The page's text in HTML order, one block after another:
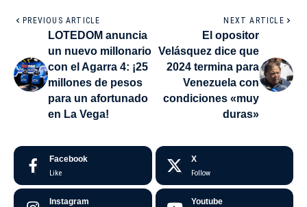
PREVIOUS ARTICLE
LOTEDOM anuncia
un nuevo millonario
con el Agarra 4: ¡25
millones de pesos
para un afortunado
en La Vega!
NEXT ARTICLE
El opositor
Velásquez dice que
2024 termina para
Venezuela con
condiciones «muy
duras»
Facebook
Like
X
Follow
Instagram Youtube